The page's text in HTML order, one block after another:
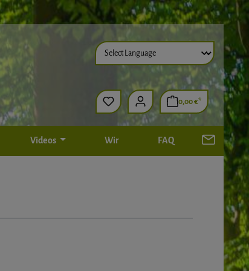
0,00 €*
Videos Wir FAQ